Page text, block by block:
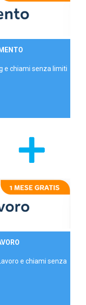
e chiami senza limiti
e chiami senza